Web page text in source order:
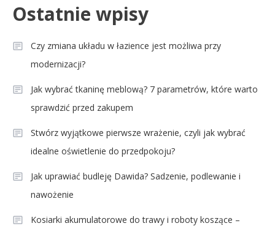
Ostatnie wpisy
Czy zmiana układu w łazience jest możliwa przy
modernizacji?
Jak wybrać tkaninę meblową? 7 parametrów, które warto
sprawdzić przed zakupem
Stwórz wyjątkowe pierwsze wrażenie, czyli jak wybrać
idealne oświetlenie do przedpokoju?
Jak uprawiać budleję Dawida? Sadzenie, podlewanie i
nawożenie
Kosiarki akumulatorowe do trawy i roboty koszące –